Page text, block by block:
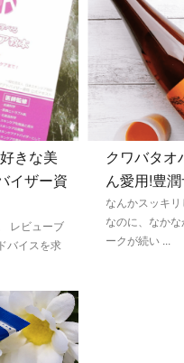
きな美
イザー資
レビューブ
バイスを求
クワバタオ
ん愛用!豊
なんかスッキ
なのに、なか
ークが続い ...